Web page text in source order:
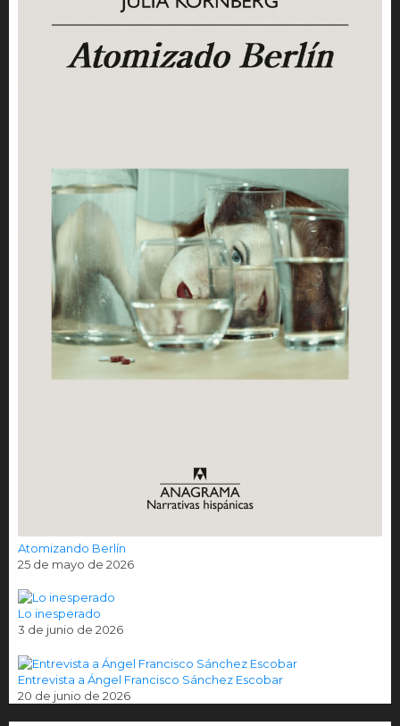
Atomizando Berlín
25 de mayo de 2026
Lo inesperado
3 de junio de 2026
Entrevista a Ángel Francisco Sánchez Escobar
20 de junio de 2026